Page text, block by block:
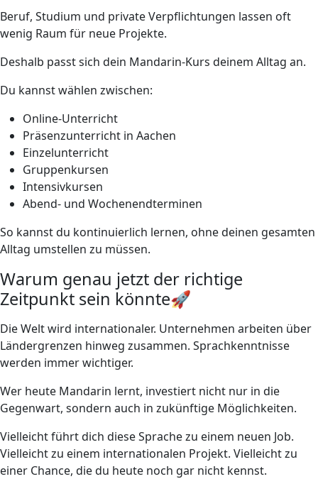
Beruf, Studium und private Verpflichtungen lassen oft
wenig Raum für neue Projekte.
Deshalb passt sich dein Mandarin-Kurs deinem Alltag an.
Du kannst wählen zwischen:
Online-Unterricht
Präsenzunterricht in Aachen
Einzelunterricht
Gruppenkursen
Intensivkursen
Abend- und Wochenendterminen
So kannst du kontinuierlich lernen, ohne deinen gesamten
Alltag umstellen zu müssen.
Warum genau jetzt der richtige
Zeitpunkt sein könnte🚀
Die Welt wird internationaler. Unternehmen arbeiten über
Ländergrenzen hinweg zusammen. Sprachkenntnisse
werden immer wichtiger.
Wer heute Mandarin lernt, investiert nicht nur in die
Gegenwart, sondern auch in zukünftige Möglichkeiten.
Vielleicht führt dich diese Sprache zu einem neuen Job.
Vielleicht zu einem internationalen Projekt. Vielleicht zu
einer Chance, die du heute noch gar nicht kennst.